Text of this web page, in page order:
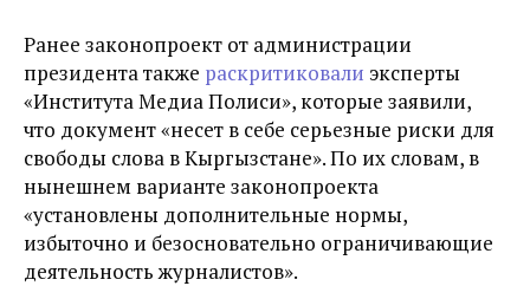
Ранее законопроект от администрации
президента также раскритиковали эксперты
«Института Медиа Полиси», которые заявили,
что документ «несет в себе серьезные риски для
свободы слова в Кыргызстане». По их словам, в
нынешнем варианте законопроекта
«установлены дополнительные нормы,
избыточно и безосновательно ограничивающие
деятельность журналистов».